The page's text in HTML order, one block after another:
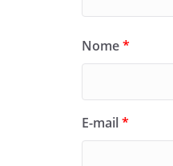
Nome*
E-mail*